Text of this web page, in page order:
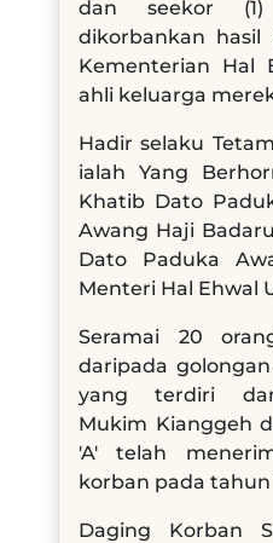
dan seekor
dikorbankan hasil
Kementerian Hal
ahli keluarga
Hadir selaku
ialah Yang
Khatib Dato
Awang Haji
Dato Paduka
Menteri Hal Ehwal
Seramai 20
daripada
yang terdiri
Mukim Kianggeh
'A'
telah
korban pada tahun
Daging Korban